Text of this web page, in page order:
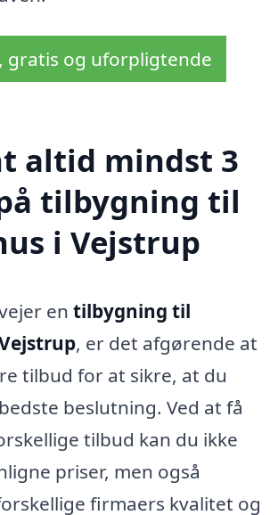
gratis og uforpligtende
altid mindst 3
tilbygning til
i Vejstrup
en tilbygning til
, er det afgørende at
tilbud for at sikre, at du
beslutning. Ved at få
tilbud kan du ikke
priser, men også
firmaers kvalitet og